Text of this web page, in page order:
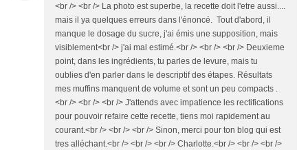
<br /> <br /> La photo est superbe, la recette doit l'etre aussi....
mais il ya quelques erreurs dans l'énoncé. Tout d'abord, il
manque le dosage du sucre, j'ai émis une supposition, mais
visiblement<br /> j'ai mal estimé.<br /> <br /> <br /> Deuxieme
point, dans les ingrédients, tu parles de levure, mais tu
oublies d'en parler dans le descriptif des étapes. Résultats
mes muffins manquent de volume et sont un peu compacts .
<br /> <br /> <br /> J'attends avec impatience les rectifications
pour pouvoir refaire cette recette, tiens moi rapidement au
courant.<br /> <br /> <br /> Sinon, merci pour ton blog qui est
tres alléchant.<br /> <br /> <br /> Charlotte.<br /> <br /> <br />